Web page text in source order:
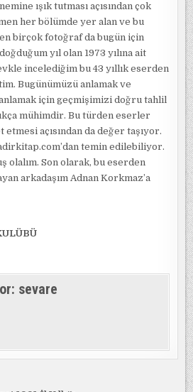
ışık tutması açısından çok
her bölümde yer alan ve bu
birçok fotoğraf da bugün için
yıl olan 1973 yılına ait
incelediğim bu 43 yıllık eserden
Bugünümüzü anlamak ve
için geçmişimizi doğru tahlil
mühimdir. Bu türden eserler
açısından da değer taşıyor.
temin edilebiliyor.
olalım. Son olarak, bu eserden
arkadaşım Adnan Korkmaz’a
sevare